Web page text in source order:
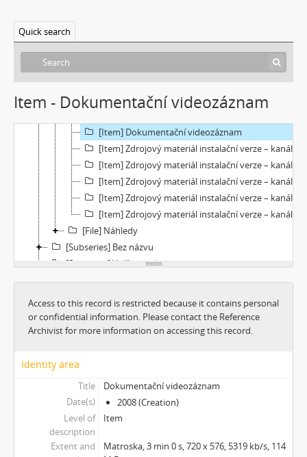
Quick search
Item - Dokumentační videozáznam
[Item] Autorizovaná reprezentace instalační verze – kanál 01
[Item] Autorizovaná reprezentace instalační verze – kanál 02
[Item] Autorizovaná reprezentace instalační verze – kanál 03
[Item] Autorizovaná reprezentace instalační verze – kanál 04
[Item] Dokumentační videozáznam
[Item] Zdrojový materiál instalační verze – kanál 01
[Item] Zdrojový materiál instalační verze – kanál 02
[Item] Zdrojový materiál instalační verze – kanál 03
[Item] Zdrojový materiál instalační verze – kanál 04
[Item] Zdrojový materiál instalační verze – kanál 05
[File] Náhledy
[Subseries] Bez názvu
[Subseries] Viděno vzduchem
[Subseries] Krása
[Subseries] Pohybovadlo
[Subseries] Náš očistec
[Subseries] MHD – Bus
[Subseries] Miss Krimi
[Subseries] Vteřina za vteřinou
[Subseries] Obrázky
Access to this record is restricted because it contains personal
or confidential information. Please contact the Reference
Archivist for more information on accessing this record.
Identity area
Title
Dokumentační videozáznam
Date(s)
2008 (Creation)
Level of
description
Item
Extent and
Matroska, 3 min 0 s, 720 x 576, 5319 kb/s, 114